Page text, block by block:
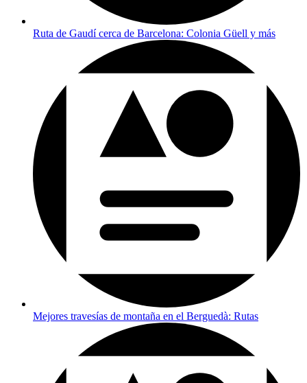
Ruta de Gaudí cerca de Barcelona: Colonia Güell y más
Mejores travesías de montaña en el Berguedà: Rutas